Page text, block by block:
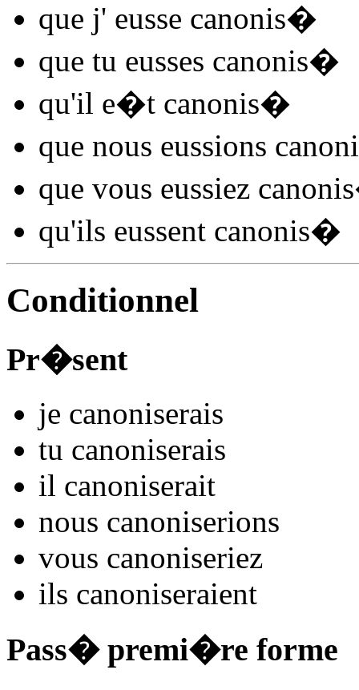
que j' eusse canonis�
que tu eusses canonis�
qu'il e�t canonis�
que nous eussions
que vous eussiez canonis
qu'ils eussent canonis�
Conditionnel
Pr�sent
je canoniserais
tu canoniserais
il canoniserait
nous canoniserions
vous canoniseriez
ils canoniseraient
Pass� premi�re forme